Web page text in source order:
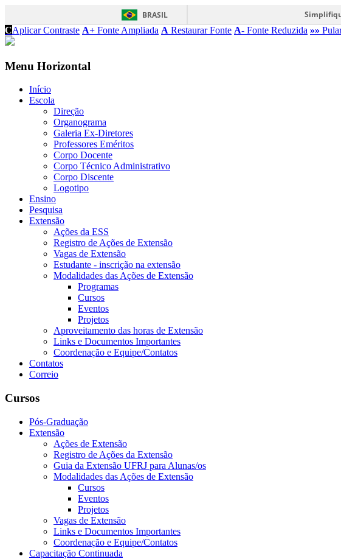
BRASIL
CAplicar Contraste A+ Fonte Ampliada A Restaurar Fonte A- Fonte Reduzida »»
Menu Horizontal
Início
Escola
Direção
Organograma
Galeria Ex-Diretores
Professores Eméritos
Corpo Docente
Corpo Técnico Administrativo
Corpo Discente
Logotipo
Ensino
Pesquisa
Extensão
Ações da ESS
Registro de Ações de Extensão
Vagas de Extensão
Estudante - inscrição na extensão
Modalidades das Ações de Extensão
Programas
Cursos
Eventos
Projetos
Aproveitamento das horas de Extensão
Links e Documentos Importantes
Coordenação e Equipe/Contatos
Contatos
Correio
Cursos
Pós-Graduação
Extensão
Ações de Extensão
Registro de Ações da Extensão
Guia da Extensão UFRJ para Alunas/os
Modalidades das Ações de Extensão
Cursos
Eventos
Projetos
Vagas de Extensão
Links e Documentos Importantes
Coordenação e Equipe/Contatos
Capacitação Continuada